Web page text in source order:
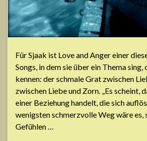
Für Sjaak ist Love and Anger einer
Songs, in dem sie über ein Thema sing,
kennen: der schmale Grat zwischen
zwischen Liebe und Zorn. „Es scheint,
einer Beziehung handelt, die sich
wenigsten schmerzvolle Weg wäre es,
Gefühlen …